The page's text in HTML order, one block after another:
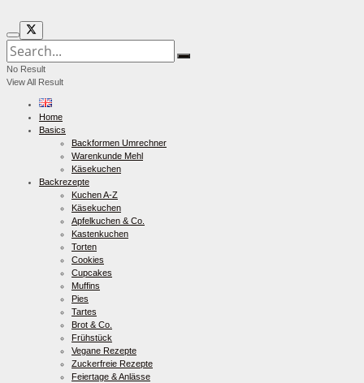
No Result
View All Result
Home
Basics
Backformen Umrechner
Warenkunde Mehl
Käsekuchen
Backrezepte
Kuchen A-Z
Käsekuchen
Apfelkuchen & Co.
Kastenkuchen
Torten
Cookies
Cupcakes
Muffins
Pies
Tartes
Brot & Co.
Frühstück
Vegane Rezepte
Zuckerfreie Rezepte
Feiertage & Anlässe